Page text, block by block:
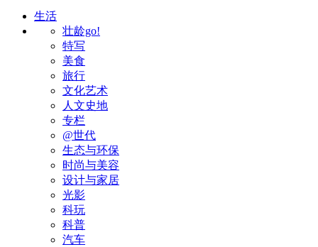
生活
壮龄go!
特写
美食
旅行
文化艺术
人文史地
专栏
@世代
生态与环保
时尚与美容
设计与家居
光影
科玩
科普
汽车